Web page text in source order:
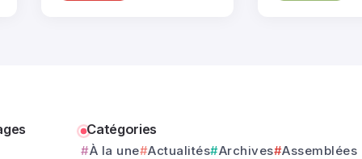
Catégories
À la une Actualités Archives Assemblées